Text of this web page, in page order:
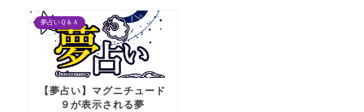
夢占いＱ＆Ａ
【夢占い】マグニチュード
９が表示される夢